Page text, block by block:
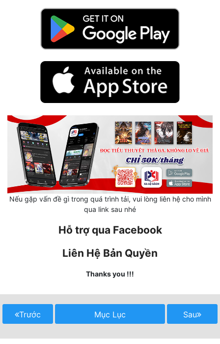
Huyền Huyễn
Khoa Huyễn
Khoa Huyễn Không Gian
Kinh Dị
Kiếm Hiệp
Kỳ Huyễn
Mưu Mô
Mạt Thế
Nếu gặp vấn đề gì trong quá trình tải, vui lòng liên hệ cho mình
qua link sau nhé
Hỗ trợ qua Facebook
Liên Hệ Bản Quyền
Thanks you !!!
Trước Mục Lục Sau